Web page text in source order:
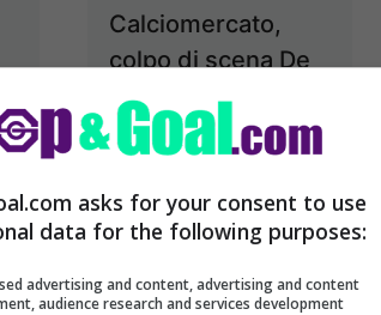
Calciomercato,
colpo di scena De
Jong: 75 milioni,
ecco il suo nuovo
La scelta di
calciomercato è
definitiva attorno a
asks for your consent to use
data for the following purposes:
advertising and content, advertising and content
audience research and services development